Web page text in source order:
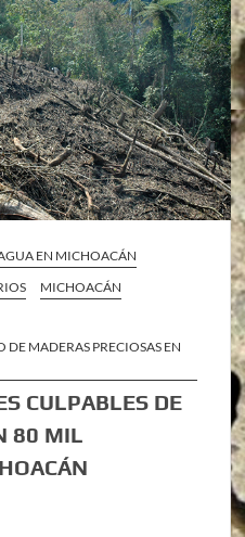
EN MICHOACÁN
MICHOACÁN
DE MADERAS PRECIOSAS EN
CULPABLES DE
80 MIL